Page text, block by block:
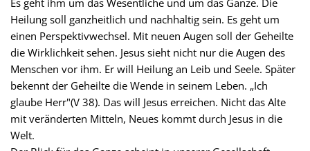
Es geht ihm um das Wesentliche und um das Ganze. Die
Heilung soll ganzheitlich und nachhaltig sein. Es geht um
einen Perspektivwechsel. Mit neuen Augen soll der Geheilte
die Wirklichkeit sehen. Jesus sieht nicht nur die Augen des
Menschen vor ihm. Er will Heilung an Leib und Seele. Später
bekennt der Geheilte die Wende in seinem Leben. „Ich
glaube Herr"(V 38). Das will Jesus erreichen. Nicht das Alte
mit veränderten Mitteln, Neues kommt durch Jesus in die
Welt.